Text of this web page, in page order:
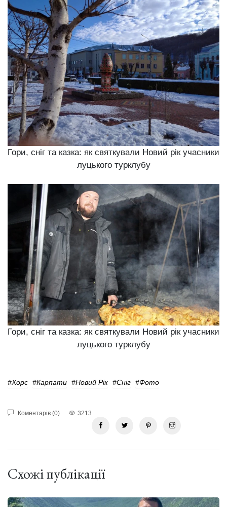
Гори, сніг та казка: як святкували Новий рік учасники
луцького турклубу
Гори, сніг та казка: як святкували Новий рік учасники
луцького турклубу
#Хорс #Карпати #Новий Рік #сніг #фото
Коментарів (0) 3213
Схожі публікації